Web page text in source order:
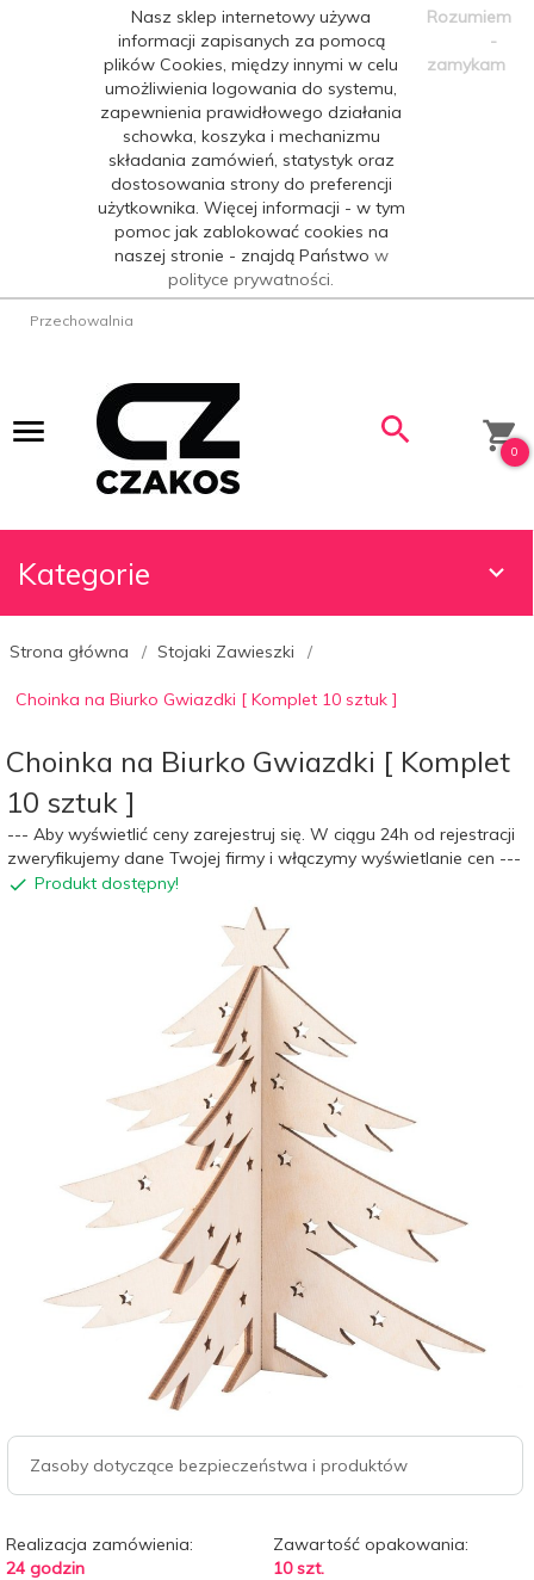
Nasz sklep internetowy używa
informacji zapisanych za pomocą
plików Cookies, między innymi w celu
umożliwienia logowania do systemu,
zapewnienia prawidłowego działania
schowka, koszyka i mechanizmu
składania zamówień, statystyk oraz
dostosowania strony do preferencji
użytkownika. Więcej informacji - w tym
pomoc jak zablokować cookies na
naszej stronie - znajdą Państwo w
polityce prywatności.
Rozumiem
-
zamykam
Przechowalnia
0
Kategorie
Strona główna Stojaki Zawieszki
Choinka na Biurko Gwiazdki [ Komplet 10 sztuk ]
Choinka na Biurko Gwiazdki [ Komplet
10 sztuk ]
--- Aby wyświetlić ceny zarejestruj się. W ciągu 24h od rejestracji
zweryfikujemy dane Twojej firmy i włączymy wyświetlanie cen ---
Produkt dostępny!
Zasoby dotyczące bezpieczeństwa i produktów
Realizacja zamówienia:
24 godzin
Zawartość opakowania:
10 szt.